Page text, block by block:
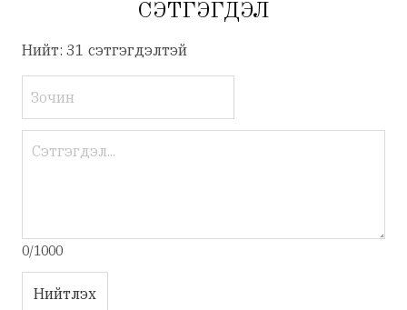
СЭТГЭГДЭЛ
Нийт: 31 сэтгэгдэлтэй
0/1000
Нийтлэх